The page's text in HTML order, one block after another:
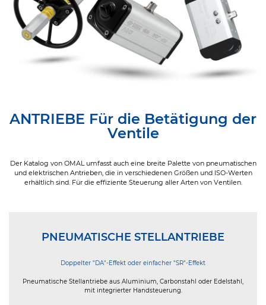
ANTRIEBE Für die Betätigung der
Ventile
Der Katalog von OMAL umfasst auch eine breite Palette von pneumatischen
und elektrischen Antrieben, die in verschiedenen Größen und ISO-Werten
erhältlich sind. Für die effiziente Steuerung aller Arten von Ventilen.
PNEUMATISCHE STELLANTRIEBE
Doppelter "DA"-Effekt oder einfacher "SR"-Effekt
Pneumatische Stellantriebe aus Aluminium, Carbonstahl oder Edelstahl,
mit integrierter Handsteuerung.